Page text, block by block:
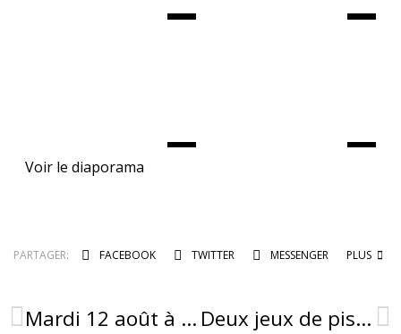
Voir le diaporama
PARTAGER: FACEBOOK TWITTER MESSENGER PLUS
Mardi 12 août à Combret : 4ème Mardi de l’Été ! Deux jeux de piste pour (re)découvrir Combret en s’amusant